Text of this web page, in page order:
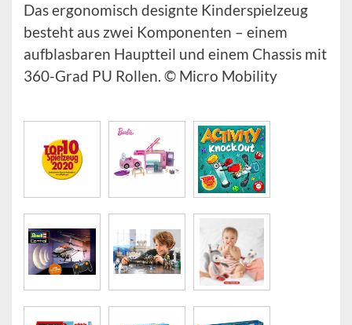
Das ergonomisch designte Kinderspielzeug
besteht aus zwei Komponenten – einem
aufblasbaren Hauptteil und einem Chassis mit
360-Grad PU Rollen. © Micro Mobility